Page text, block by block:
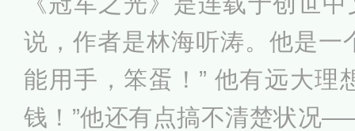
了，令无数人仰望。
说，作者是林海听涛。他是
能用手，笨蛋！” 他有远大
钱！”他还有点搞不清楚状况